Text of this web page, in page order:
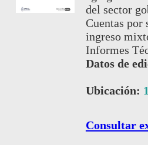
del sector
Cuentas por
ingreso
Informes
Datos de
Ubicación:
Consultar